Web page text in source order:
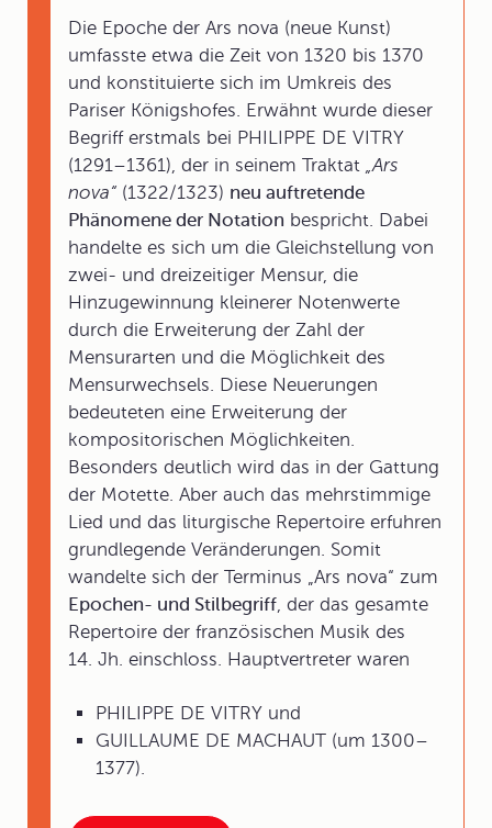
Die Epoche der Ars nova (neue Kunst)
umfasste etwa die Zeit von 1320 bis 1370
und konstituierte sich im Umkreis des
Pariser Königshofes. Erwähnt wurde dieser
Begriff erstmals bei PHILIPPE DE VITRY
(1291–1361), der in seinem Traktat „Ars
nova“ (1322/1323) neu auftretende
Phänomene der Notation bespricht. Dabei
handelte es sich um die Gleichstellung von
zwei- und dreizeitiger Mensur, die
Hinzugewinnung kleinerer Notenwerte
durch die Erweiterung der Zahl der
Mensurarten und die Möglichkeit des
Mensurwechsels. Diese Neuerungen
bedeuteten eine Erweiterung der
kompositorischen Möglichkeiten.
Besonders deutlich wird das in der Gattung
der Motette. Aber auch das mehrstimmige
Lied und das liturgische Repertoire erfuhren
grundlegende Veränderungen. Somit
wandelte sich der Terminus „Ars nova“ zum
Epochen- und Stilbegriff, der das gesamte
Repertoire der französischen Musik des
14. Jh. einschloss. Hauptvertreter waren
PHILIPPE DE VITRY und
GUILLAUME DE MACHAUT (um 1300–
1377).